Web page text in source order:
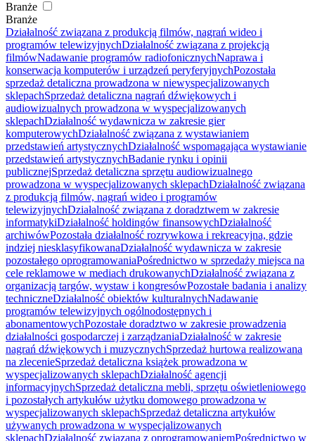
Branże
Branże
Działalność związana z produkcją filmów, nagrań wideo i
programów telewizyjnychDziałalność związana z projekcją
filmówNadawanie programów radiofonicznychNaprawa i
konserwacja komputerów i urządzeń peryferyjnychPozostała
sprzedaż detaliczna prowadzona w niewyspecjalizowanych
sklepachSprzedaż detaliczna nagrań dźwiękowych i
audiowizualnych prowadzona w wyspecjalizowanych
sklepachDziałalność wydawnicza w zakresie gier
komputerowychDziałalność związana z wystawianiem
przedstawień artystycznychDziałalność wspomagająca wystawianie
przedstawień artystycznychBadanie rynku i opinii
publicznejSprzedaż detaliczna sprzętu audiowizualnego
prowadzona w wyspecjalizowanych sklepachDziałalność związana
z produkcją filmów, nagrań wideo i programów
telewizyjnychDziałalność związana z doradztwem w zakresie
informatykiDziałalność holdingów finansowychDziałalność
archiwówPozostała działalność rozrywkowa i rekreacyjna, gdzie
indziej niesklasyfikowanaDziałalność wydawnicza w zakresie
pozostałego oprogramowaniaPośrednictwo w sprzedaży miejsca na
cele reklamowe w mediach drukowanychDziałalność związana z
organizacją targów, wystaw i kongresówPozostałe badania i analizy
techniczneDziałalność obiektów kulturalnychNadawanie
programów telewizyjnych ogólnodostępnych i
abonamentowychPozostałe doradztwo w zakresie prowadzenia
działalności gospodarczej i zarządzaniaDziałalność w zakresie
nagrań dźwiękowych i muzycznychSprzedaż hurtowa realizowana
na zlecenieSprzedaż detaliczna książek prowadzona w
wyspecjalizowanych sklepachDziałalność agencji
informacyjnychSprzedaż detaliczna mebli, sprzętu oświetleniowego
i pozostałych artykułów użytku domowego prowadzona w
wyspecjalizowanych sklepachSprzedaż detaliczna artykułów
używanych prowadzona w wyspecjalizowanych
sklepachDziałalność związana z oprogramowaniemPośrednictwo w